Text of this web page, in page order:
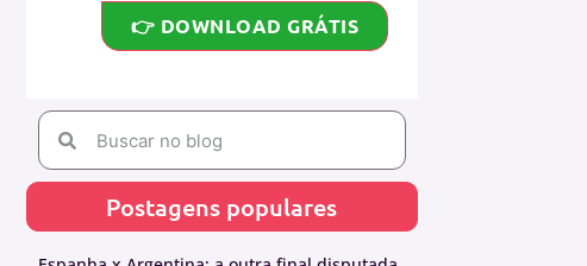
👉 DOWNLOAD GRÁTIS
Postagens populares